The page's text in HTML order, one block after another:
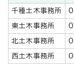
千種土木事務所
東土木事務所
北土木事務所
西土木事務所